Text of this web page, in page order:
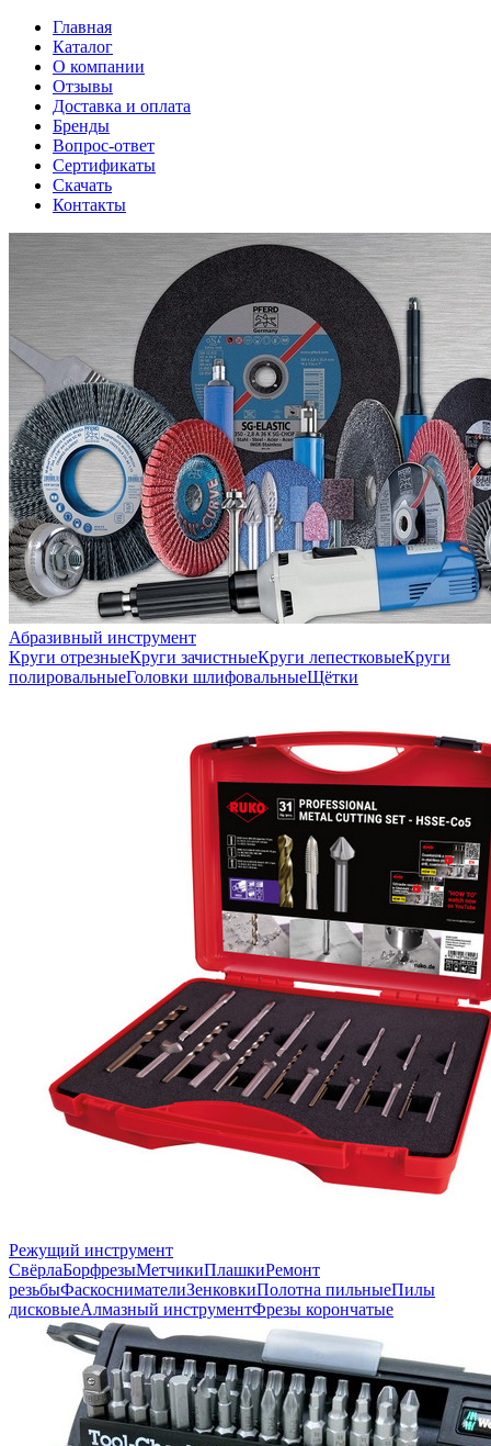
Главная
Каталог
О компании
Отзывы
Доставка и оплата
Бренды
Вопрос-ответ
Сертификаты
Скачать
Контакты
Абразивный инструмент
Круги отрезныеКруги зачистныеКруги лепестковыеКруги
полировальныеГоловки шлифовальныеЩётки
Режущий инструмент
СвёрлаБорфрезыМетчикиПлашкиРемонт
резьбыФаскоснимателиЗенковкиПолотна пильныеПилы
дисковыеАлмазный инструментФрезы корончатые